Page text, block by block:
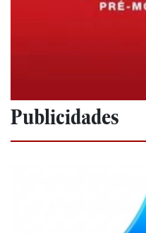
Publicidades